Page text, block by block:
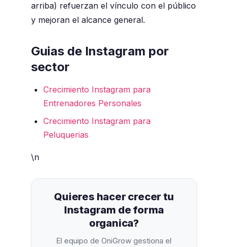
arriba) refuerzan el vínculo con el público
y mejoran el alcance general.
Guias de Instagram por
sector
Crecimiento Instagram para
Entrenadores Personales
Crecimiento Instagram para
Peluquerias
\n
Quieres hacer crecer tu
Instagram de forma
organica?
El equipo de OniGrow gestiona el